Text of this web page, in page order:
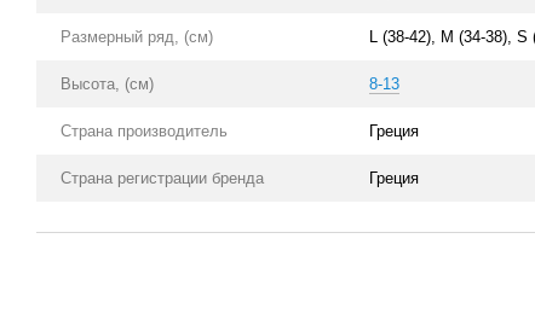
Размерный ряд, (см) L (38-42), M (34-38),
Высота, (см) 8-13
Страна производитель Греция
Страна регистрации бренда Греция